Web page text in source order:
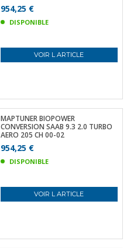
954,25 €
DISPONIBLE
VOIR L ARTICLE
MAPTUNER BIOPOWER
CONVERSION SAAB 9.3 2.0 TURBO
AERO 205 CH 00-02
954,25 €
DISPONIBLE
VOIR L ARTICLE